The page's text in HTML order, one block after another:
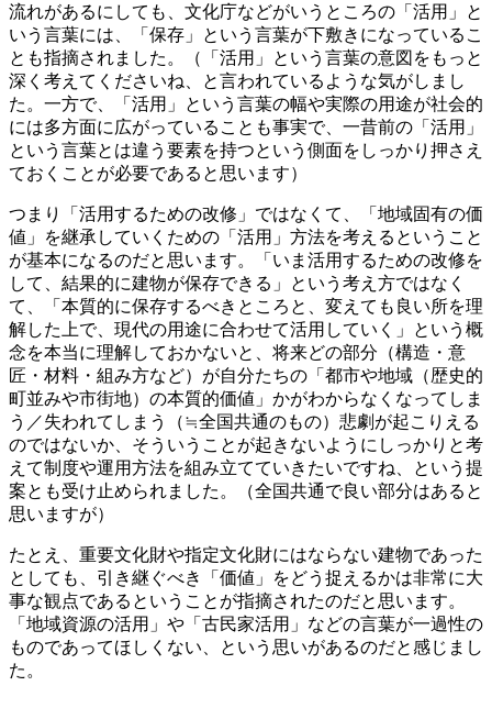
流れがあるにしても、文化庁などがいうところの「活用」と
いう言葉には、「保存」という言葉が下敷きになっているこ
とも指摘されました。（「活用」という言葉の意図をもっと
深く考えてくださいね、と言われているような気がしまし
た。一方で、「活用」という言葉の幅や実際の用途が社会的
には多方面に広がっていることも事実で、一昔前の「活用」
という言葉とは違う要素を持つという側面をしっかり押さえ
ておくことが必要であると思います）
つまり「活用するための改修」ではなくて、「地域固有の価
値」を継承していくための「活用」方法を考えるということ
が基本になるのだと思います。「いま活用するための改修を
して、結果的に建物が保存できる」という考え方ではなく
て、「本質的に保存するべきところと、変えても良い所を理
解した上で、現代の用途に合わせて活用していく」という概
念を本当に理解しておかないと、将来どの部分（構造・意
匠・材料・組み方など）が自分たちの「都市や地域（歴史的
町並みや市街地）の本質的価値」かがわからなくなってしま
う／失われてしまう（≒全国共通のもの）悲劇が起こりえる
のではないか、そういうことが起きないようにしっかりと考
えて制度や運用方法を組み立てていきたいですね、という提
案とも受け止められました。（全国共通で良い部分はあると
思いますが）
たとえ、重要文化財や指定文化財にはならない建物であった
としても、引き継ぐべき「価値」をどう捉えるかは非常に大
事な観点であるということが指摘されたのだと思います。
「地域資源の活用」や「古民家活用」などの言葉が一過性の
ものであってほしくない、という思いがあるのだと感じまし
た。